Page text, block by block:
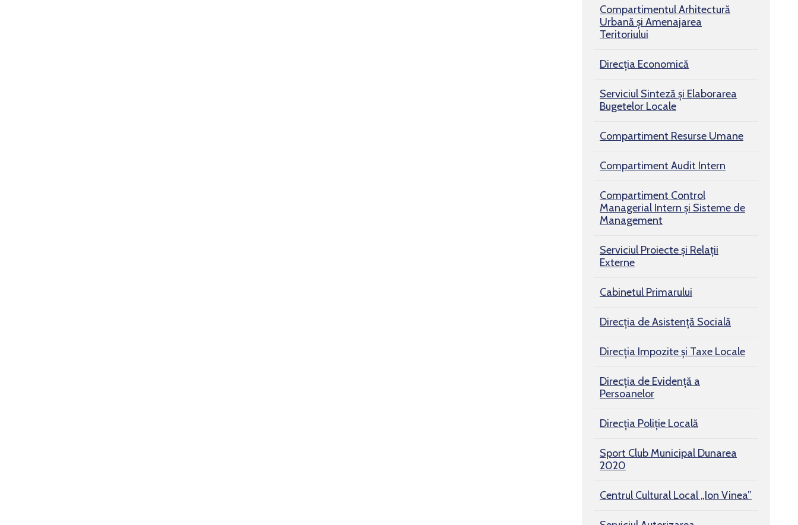
Compartimentul Arhitectură
Urbană şi Amenajarea
Teritoriului
Direcția Economică
Serviciul Sinteză și Elaborarea
Bugetelor Locale
Compartiment Resurse Umane
Compartiment Audit Intern
Compartiment Control
Managerial Intern și Sisteme de
Management
Serviciul Proiecte și Relații
Externe
Cabinetul Primarului
Direcția de Asistență Socială
Direcția Impozite și Taxe Locale
Direcția de Evidență a
Persoanelor
Direcția Poliție Locală
Sport Club Municipal Dunarea
2020
Centrul Cultural Local „Ion Vinea”